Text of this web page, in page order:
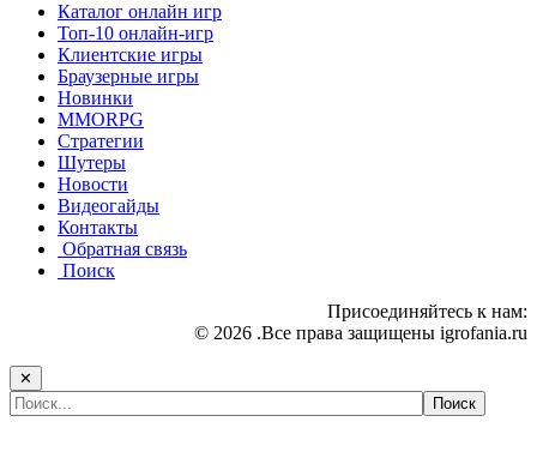
Каталог онлайн игр
Топ-10 онлайн-игр
Клиентские игры
Браузерные игры
Новинки
MMORPG
Стратегии
Шутеры
Новости
Видеогайды
Контакты
Обратная связь
Поиск
Присоединяйтесь к нам:
© 2026 .Все права защищены igrofania.ru
✕